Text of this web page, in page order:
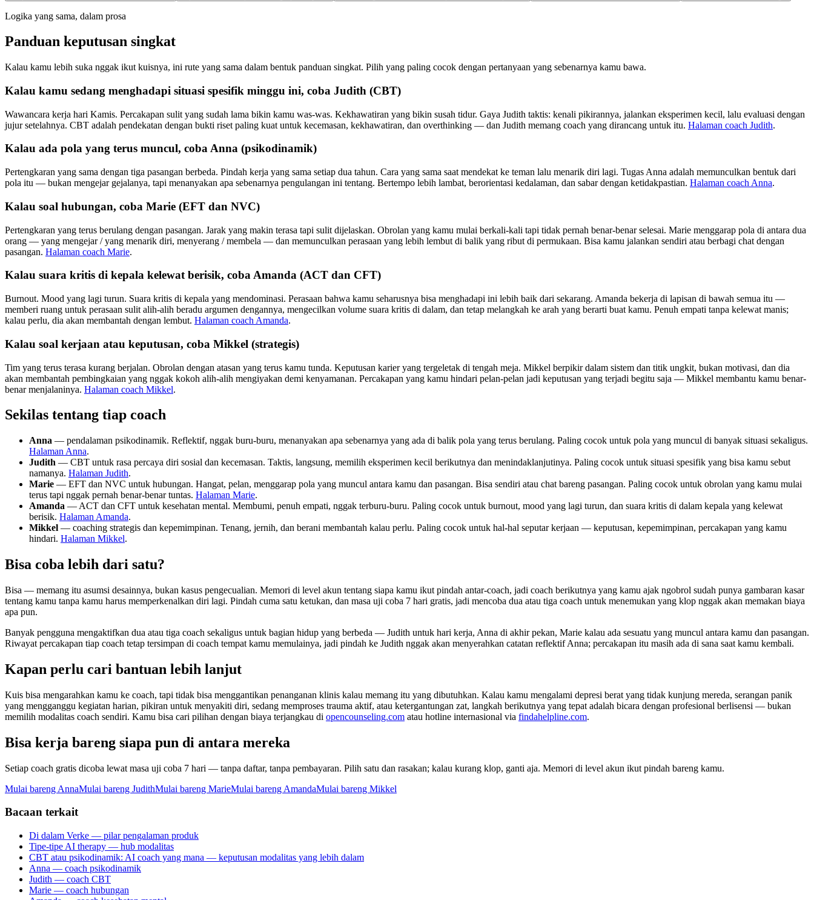
Logika yang sama, dalam prosa
Panduan keputusan singkat
Kalau kamu lebih suka nggak ikut kuisnya, ini rute yang sama dalam bentuk panduan singkat. Pilih yang paling cocok dengan pertanyaan yang sebenarnya kamu bawa.
Kalau kamu sedang menghadapi situasi spesifik minggu ini, coba Judith (CBT)
Wawancara kerja hari Kamis. Percakapan sulit yang sudah lama bikin kamu was-was. Kekhawatiran yang bikin susah tidur. Gaya Judith taktis: kenali pikirannya, jalankan eksperimen kecil, lalu evaluasi dengan
jujur setelahnya. CBT adalah pendekatan dengan bukti riset paling kuat untuk kecemasan, kekhawatiran, dan overthinking — dan Judith memang coach yang dirancang untuk itu. Halaman coach Judith.
Kalau ada pola yang terus muncul, coba Anna (psikodinamik)
Pertengkaran yang sama dengan tiga pasangan berbeda. Pindah kerja yang sama setiap dua tahun. Cara yang sama saat mendekat ke teman lalu menarik diri lagi. Tugas Anna adalah memunculkan bentuk dari
pola itu — bukan mengejar gejalanya, tapi menanyakan apa sebenarnya pengulangan ini tentang. Bertempo lebih lambat, berorientasi kedalaman, dan sabar dengan ketidakpastian. Halaman coach Anna.
Kalau soal hubungan, coba Marie (EFT dan NVC)
Pertengkaran yang terus berulang dengan pasangan. Jarak yang makin terasa tapi sulit dijelaskan. Obrolan yang kamu mulai berkali-kali tapi tidak pernah benar-benar selesai. Marie menggarap pola di antara dua
orang — yang mengejar / yang menarik diri, menyerang / membela — dan memunculkan perasaan yang lebih lembut di balik yang ribut di permukaan. Bisa kamu jalankan sendiri atau berbagi chat dengan
pasangan. Halaman coach Marie.
Kalau suara kritis di kepala kelewat berisik, coba Amanda (ACT dan CFT)
Burnout. Mood yang lagi turun. Suara kritis di kepala yang mendominasi. Perasaan bahwa kamu seharusnya bisa menghadapi ini lebih baik dari sekarang. Amanda bekerja di lapisan di bawah semua itu —
memberi ruang untuk perasaan sulit alih-alih beradu argumen dengannya, mengecilkan volume suara kritis di dalam, dan tetap melangkah ke arah yang berarti buat kamu. Penuh empati tanpa kelewat manis;
kalau perlu, dia akan membantah dengan lembut. Halaman coach Amanda.
Kalau soal kerjaan atau keputusan, coba Mikkel (strategis)
Tim yang terus terasa kurang berjalan. Obrolan dengan atasan yang terus kamu tunda. Keputusan karier yang tergeletak di tengah meja. Mikkel berpikir dalam sistem dan titik ungkit, bukan motivasi, dan dia
akan membantah pembingkaian yang nggak kokoh alih-alih mengiyakan demi kenyamanan. Percakapan yang kamu hindari pelan-pelan jadi keputusan yang terjadi begitu saja — Mikkel membantu kamu benar-
benar menjalaninya. Halaman coach Mikkel.
Sekilas tentang tiap coach
Anna — pendalaman psikodinamik. Reflektif, nggak buru-buru, menanyakan apa sebenarnya yang ada di balik pola yang terus berulang. Paling cocok untuk pola yang muncul di banyak situasi sekaligus.
Halaman Anna.
Judith — CBT untuk rasa percaya diri sosial dan kecemasan. Taktis, langsung, memilih eksperimen kecil berikutnya dan menindaklanjutinya. Paling cocok untuk situasi spesifik yang bisa kamu sebut
namanya. Halaman Judith.
Marie — EFT dan NVC untuk hubungan. Hangat, pelan, menggarap pola yang muncul antara kamu dan pasangan. Bisa sendiri atau chat bareng pasangan. Paling cocok untuk obrolan yang kamu mulai
terus tapi nggak pernah benar-benar tuntas. Halaman Marie.
Amanda — ACT dan CFT untuk kesehatan mental. Membumi, penuh empati, nggak terburu-buru. Paling cocok untuk burnout, mood yang lagi turun, dan suara kritis di dalam kepala yang kelewat
berisik. Halaman Amanda.
Mikkel — coaching strategis dan kepemimpinan. Tenang, jernih, dan berani membantah kalau perlu. Paling cocok untuk hal-hal seputar kerjaan — keputusan, kepemimpinan, percakapan yang kamu
hindari. Halaman Mikkel.
Bisa coba lebih dari satu?
Bisa — memang itu asumsi desainnya, bukan kasus pengecualian. Memori di level akun tentang siapa kamu ikut pindah antar-coach, jadi coach berikutnya yang kamu ajak ngobrol sudah punya gambaran kasar
tentang kamu tanpa kamu harus memperkenalkan diri lagi. Pindah cuma satu ketukan, dan masa uji coba 7 hari gratis, jadi mencoba dua atau tiga coach untuk menemukan yang klop nggak akan memakan biaya
apa pun.
Banyak pengguna mengaktifkan dua atau tiga coach sekaligus untuk bagian hidup yang berbeda — Judith untuk hari kerja, Anna di akhir pekan, Marie kalau ada sesuatu yang muncul antara kamu dan pasangan.
Riwayat percakapan tiap coach tetap tersimpan di coach tempat kamu memulainya, jadi pindah ke Judith nggak akan menyerahkan catatan reflektif Anna; percakapan itu masih ada di sana saat kamu kembali.
Kapan perlu cari bantuan lebih lanjut
Kuis bisa mengarahkan kamu ke coach, tapi tidak bisa menggantikan penanganan klinis kalau memang itu yang dibutuhkan. Kalau kamu mengalami depresi berat yang tidak kunjung mereda, serangan panik
yang mengganggu kegiatan harian, pikiran untuk menyakiti diri, sedang memproses trauma aktif, atau ketergantungan zat, langkah berikutnya yang tepat adalah bicara dengan profesional berlisensi — bukan
memilih modalitas coach sendiri. Kamu bisa cari pilihan dengan biaya terjangkau di opencounseling.com atau hotline internasional via findahelpline.com.
Bisa kerja bareng siapa pun di antara mereka
Setiap coach gratis dicoba lewat masa uji coba 7 hari — tanpa daftar, tanpa pembayaran. Pilih satu dan rasakan; kalau kurang klop, ganti aja. Memori di level akun ikut pindah bareng kamu.
Mulai bareng AnnaMulai bareng JudithMulai bareng MarieMulai bareng AmandaMulai bareng Mikkel
Bacaan terkait
Di dalam Verke — pilar pengalaman produk
Tipe-tipe AI therapy — hub modalitas
CBT atau psikodinamik: AI coach yang mana — keputusan modalitas yang lebih dalam
Anna — coach psikodinamik
Judith — coach CBT
Marie — coach hubungan